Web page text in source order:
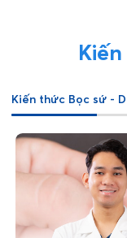
Kiến thức Bọc sứ -